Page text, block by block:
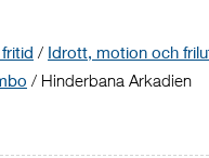
/ Idrott, motion och
/ Hinderbana Arkadien